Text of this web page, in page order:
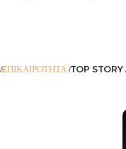
EΠΙΚΑΙΡΌΤΗΤΑ TOP STORY